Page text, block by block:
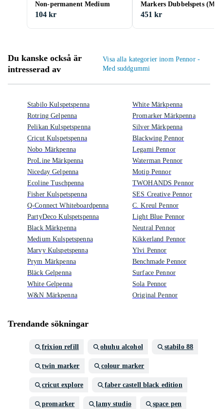
Non-permanent Medium
104 kr
Markers Dubbelspets
tone Colors) 48-pack
451 kr
Du kanske också är
intresserad av
Visa alla kategorier inom Pennor -
Med suddgummi
Stabilo Kulspetspenna
Rotring Gelpenna
Pelikan Kulspetspenna
Cricut Kulspetspenna
Nobo Märkpenna
ProLine Märkpenna
Niceday Gelpenna
Ecoline Tuschpenna
Fisher Kulspetspenna
Q-Connect Whiteboardpenna
PartyDeco Kulspetspenna
Black Märkpenna
Medium Kulspetspenna
Marvy Kulspetspenna
Prym Märkpenna
Bläck Gelpenna
White Gelpenna
W&N Märkpenna
White Märkpenna
Promarker Märkpenna
Silver Märkpenna
Blackwing Pennor
Legami Pennor
Waterman Pennor
Motip Pennor
TWOHANDS Pennor
SES Creative Pennor
C. Kreul Pennor
Light Blue Pennor
Neutral Pennor
Kikkerland Pennor
Ylvi Pennor
Benchmade Pennor
Surface Pennor
Sola Pennor
Original Pennor
Trendande sökningar
frixion refill ohuhu alcohol stabilo 88
twin marker colour marker
cricut explore faber castell black edition
promarker lamy studio space pen